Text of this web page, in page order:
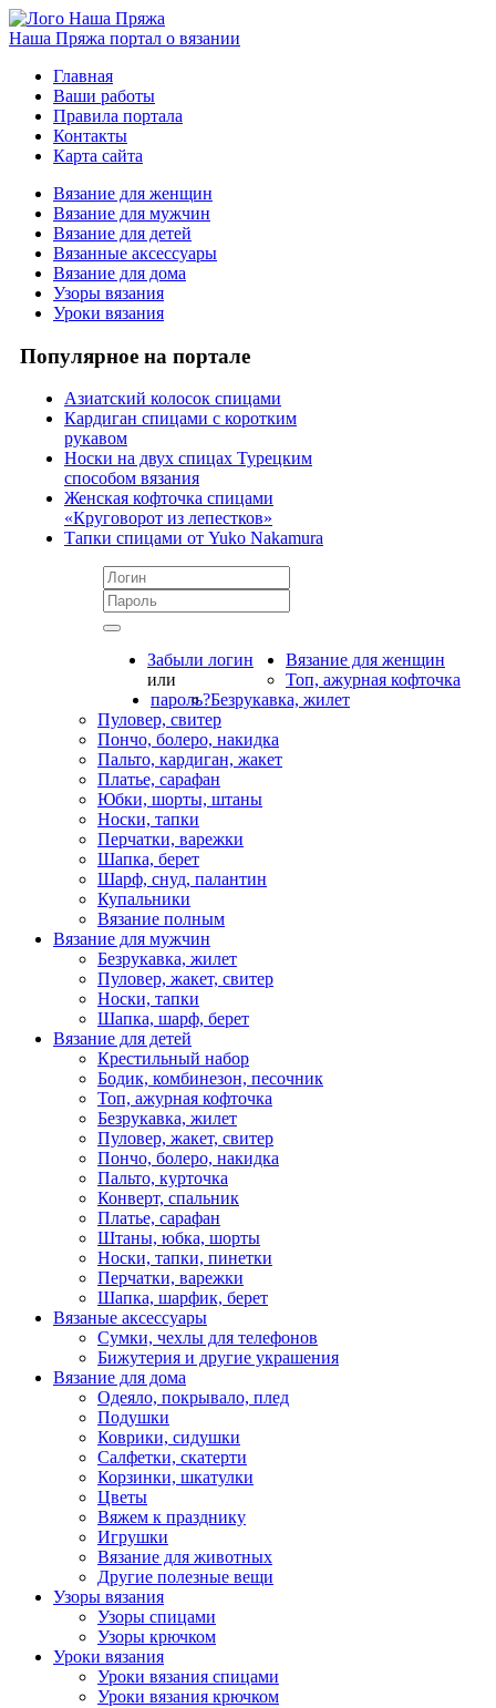
Наша Пряжа портал о вязании
Главная
Ваши работы
Правила портала
Контакты
Карта сайта
Вязание для женщин
Вязание для мужчин
Вязание для детей
Вязанные аксессуары
Вязание для дома
Узоры вязания
Уроки вязания
Популярное на портале
Азиатский колосок спицами
Кардиган спицами с коротким
рукавом
Носки на двух спицах Турецким
способом вязания
Женская кофточка спицами
«Круговорот из лепестков»
Тапки спицами от Yuko Nakamura
Забыли логин
или
пароль?
Вязание для женщин
Топ, ажурная кофточка
Безрукавка, жилет
Пуловер, свитер
Пончо, болеро, накидка
Пальто, кардиган, жакет
Платье, сарафан
Юбки, шорты, штаны
Носки, тапки
Перчатки, варежки
Шапка, берет
Шарф, снуд, палантин
Купальники
Вязание полным
Вязание для мужчин
Безрукавка, жилет
Пуловер, жакет, свитер
Носки, тапки
Шапка, шарф, берет
Вязание для детей
Крестильный набор
Бодик, комбинезон, песочник
Топ, ажурная кофточка
Безрукавка, жилет
Пуловер, жакет, свитер
Пончо, болеро, накидка
Пальто, курточка
Конверт, спальник
Платье, сарафан
Штаны, юбка, шорты
Носки, тапки, пинетки
Перчатки, варежки
Шапка, шарфик, берет
Вязаные аксессуары
Сумки, чехлы для телефонов
Бижутерия и другие украшения
Вязание для дома
Одеяло, покрывало, плед
Подушки
Коврики, сидушки
Салфетки, скатерти
Корзинки, шкатулки
Цветы
Вяжем к празднику
Игрушки
Вязание для животных
Другие полезные вещи
Узоры вязания
Узоры спицами
Узоры крючком
Уроки вязания
Уроки вязания спицами
Уроки вязания крючком